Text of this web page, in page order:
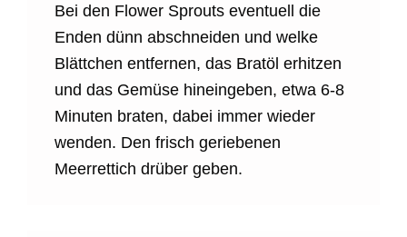
Bei den Flower Sprouts eventuell die
Enden dünn abschneiden und welke
Blättchen entfernen, das Bratöl erhitzen
und das Gemüse hineingeben, etwa 6-8
Minuten braten, dabei immer wieder
wenden. Den frisch geriebenen
Meerrettich drüber geben.